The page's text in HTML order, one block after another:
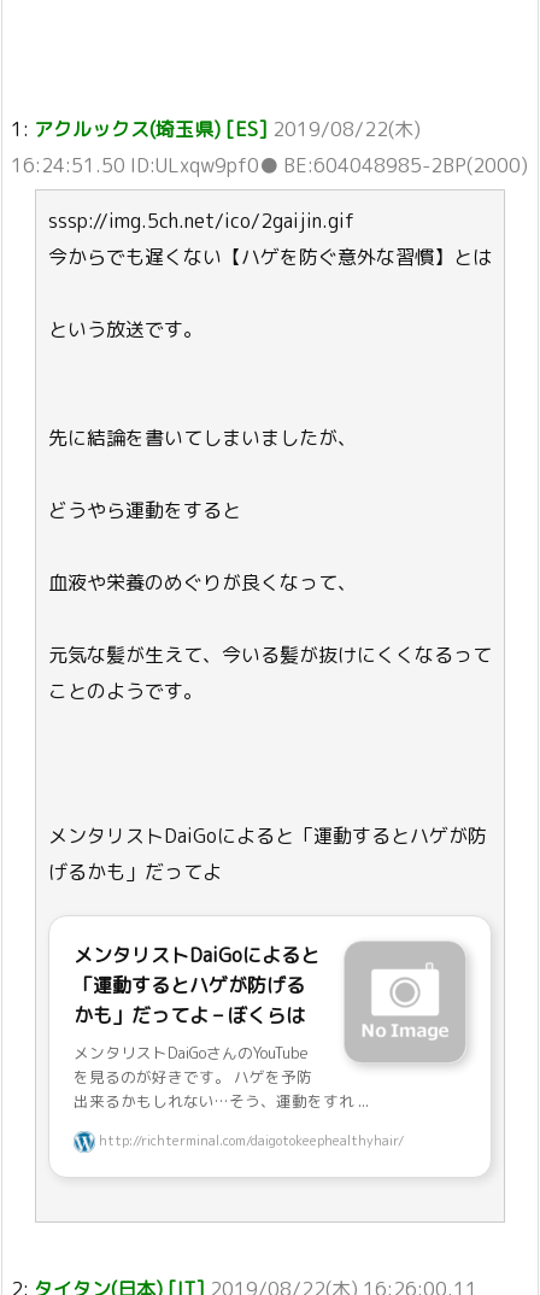
1: アクルックス(埼玉県) [ES] 2019/08/22(木)
16:24:51.50 ID:ULxqw9pf0● BE:604048985-2BP(2000)
sssp://img.5ch.net/ico/2gaijin.gif
今からでも遅くない【ハゲを防ぐ意外な習慣】とは
という放送です。
先に結論を書いてしまいましたが、
どうやら運動をすると
血液や栄養のめぐりが良くなって、
元気な髪が生えて、今いる髪が抜けにくくなるって
ことのようです。
メンタリストDaiGoによると「運動するとハゲが防
げるかも」だってよ
メンタリストDaiGoによると
「運動するとハゲが防げる
かも」だってよ – ぼくらは
メンタリストDaiGoさんのYouTube
を見るのが好きです。 ハゲを予防
出来るかもしれない…そう、運動をすれ ...
http://richterminal.com/daigotokeephealthyhair/
2: タイタン(日本) [IT] 2019/08/22(木) 16:26:00.11